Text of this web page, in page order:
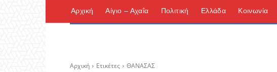
Αρχική Αίγιο – Αχαΐα Πολιτική Ελλάδα Κοινωνία
Αρχική Ετικέτες ΘΑΝΑΣΑΣ